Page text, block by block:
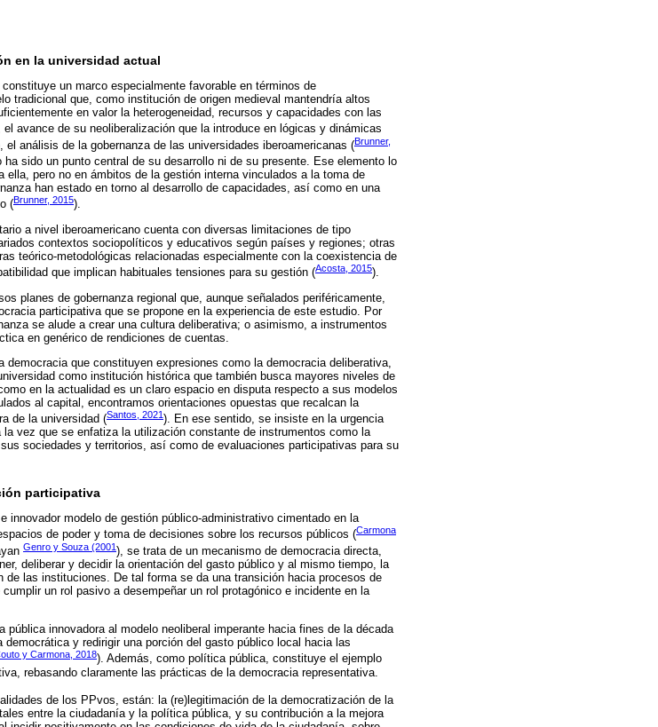
en la universidad actual
un marco especialmente favorable en términos de
tradicional que, como institución de origen medieval mantendría altos
en valor la heterogeneidad, recursos y capacidades con las
avance de su neoliberalización que la introduce en lógicas y dinámicas
el análisis de la gobernanza de las universidades iberoamericanas (Brunner,
sido un punto central de su desarrollo ni de su presente. Ese elemento lo
pero no en ámbitos de la gestión interna vinculados a la toma de
han estado en torno al desarrollo de capacidades, así como en una
(Brunner, 2015).
a nivel iberoamericano cuenta con diversas limitaciones de tipo
contextos sociopolíticos y educativos según países y regiones; otras
teórico-metodológicas relacionadas especialmente con la coexistencia de
que implican habituales tensiones para su gestión (Acosta, 2015).
planes de gobernanza regional que, aunque señalados periféricamente,
participativa que se propone en la experiencia de este estudio. Por
se alude a crear una cultura deliberativa; o asimismo, a instrumentos
en genérico de rendiciones de cuentas.
que constituyen expresiones como la democracia deliberativa,
como institución histórica que también busca mayores niveles de
en la actualidad es un claro espacio en disputa respecto a sus modelos
al capital, encontramos orientaciones opuestas que recalcan la
de la universidad (Santos, 2021). En ese sentido, se insiste en la urgencia
vez que se enfatiza la utilización constante de instrumentos como la
sociedades y territorios, así como de evaluaciones participativas para su
participativa
innovador modelo de gestión público-administrativo cimentado en la
de poder y toma de decisiones sobre los recursos públicos (Carmona
Genro y Souza (2001), se trata de un mecanismo de democracia directa,
deliberar y decidir la orientación del gasto público y al mismo tiempo, la
las instituciones. De tal forma se da una transición hacia procesos de
un rol pasivo a desempeñar un rol protagónico e incidente en la
innovadora al modelo neoliberal imperante hacia fines de la década
y redirigir una porción del gasto público local hacia las
y Carmona, 2018). Además, como política pública, constituye el ejemplo
rebasando claramente las prácticas de la democracia representativa.
de los PPvos, están: la (re)legitimación de la democratización de la
entre la ciudadanía y la política pública, y su contribución a la mejora